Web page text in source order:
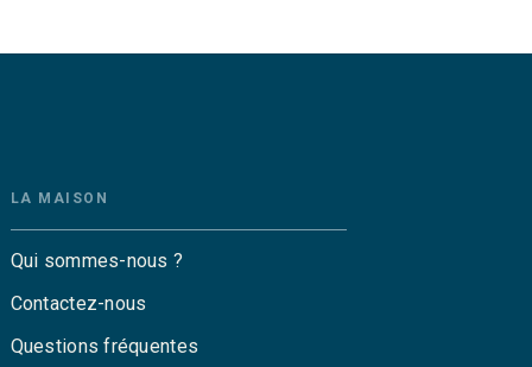
LA MAISON
Qui sommes-nous ?
Contactez-nous
Questions fréquentes